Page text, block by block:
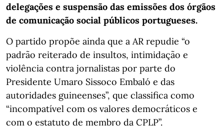
delegações e suspensão das emissões dos órgãos
de comunicação social públicos portugueses.
O partido propõe ainda que a AR repudie “o
padrão reiterado de insultos, intimidação e
violência contra jornalistas por parte do
Presidente Umaro Sissoco Embaló e das
autoridades guineenses”, que classifica como
“incompatível com os valores democráticos e
com o estatuto de membro da CPLP”.